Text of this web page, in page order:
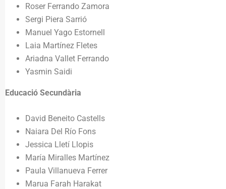
Roser Ferrando Zamora
Sergi Piera Sarrió
Manuel Yago Estornell
Laia Martínez Fletes
Ariadna Vallet Ferrando
Yasmin Saidi
Educació Secundària
David Beneito Castells
Naiara Del Río Fons
Jessica Lletí Llopis
María Miralles Martínez
Paula Villanueva Ferrer
Marua Farah Harakat